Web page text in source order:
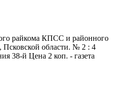
райкома КПСС и районного
Псковской области. № 2 : 4
38-й Цена 2 коп. - газета